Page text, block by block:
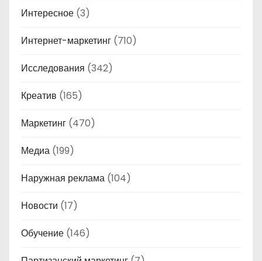
Интересное (3)
Интернет-маркетинг (710)
Исследования (342)
Креатив (165)
Маркетинг (470)
Медиа (199)
Наружная реклама (104)
Новости (17)
Обучение (146)